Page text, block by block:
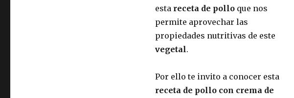
esta receta de polloque nos
permite aprovechar las
propiedades nutritivas de este
vegetal.
Por ello te invito a conocer esta
receta de pollo con crema de